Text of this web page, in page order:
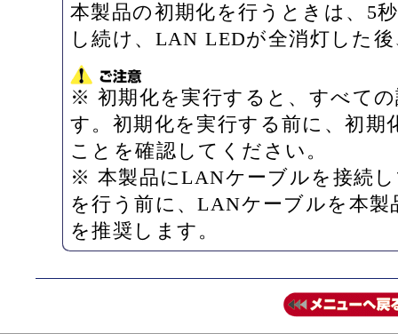
本製品の初期化を行うときは、5
し続け、LAN LEDが全消灯した
※ 初期化を実行すると、すべて
す。初期化を実行する前に、初期
ことを確認してください。
※ 本製品にLANケーブルを接続
を行う前に、LANケーブルを本
を推奨します。